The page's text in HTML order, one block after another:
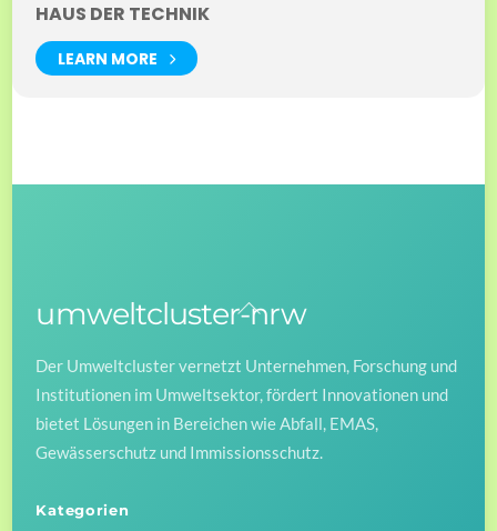
HAUS DER TECHNIK
LEARN MORE
Back
Top
umweltcluster-nrw
Der Umweltcluster vernetzt Unternehmen, Forschung und
Institutionen im Umweltsektor, fördert Innovationen und
bietet Lösungen in Bereichen wie Abfall, EMAS,
Gewässerschutz und Immissionsschutz.
Kategorien